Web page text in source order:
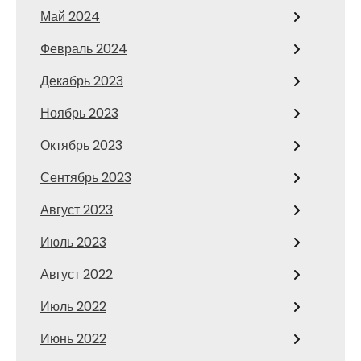
Май 2024
Февраль 2024
Декабрь 2023
Ноябрь 2023
Октябрь 2023
Сентябрь 2023
Август 2023
Июль 2023
Август 2022
Июль 2022
Июнь 2022